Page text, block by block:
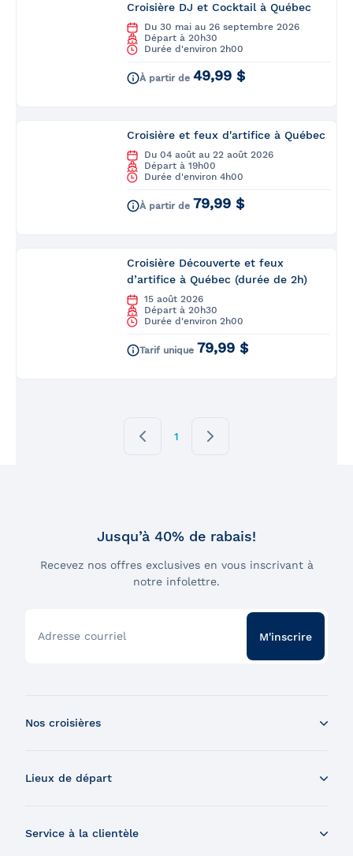
Croisière DJ et Cocktail à Québec
Du 30 mai au 26 septembre 2026
Départ à 20h30
Durée d'environ 2h00
À partir de 49,99 $
Croisière et feux d'artifice à Québec
Du 04 août au 22 août 2026
Départ à 19h00
Durée d'environ 4h00
À partir de 79,99 $
Croisière Découverte et feux
d’artifice à Québec (durée de 2h)
15 août 2026
Départ à 20h30
Durée d'environ 2h00
Tarif unique 79,99 $
1
Jusqu’à 40% de rabais!
Recevez nos offres exclusives en vous inscrivant à
notre infolettre.
Adresse courriel M'inscrire
Nos croisières
Croisière aux baleines en Zodiac
Lieux de départ
Charlevoix
Service à la clientèle